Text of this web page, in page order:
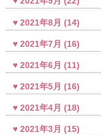
2021年8月 (14)
2021年7月 (16)
2021年6月 (11)
2021年5月 (16)
2021年4月 (18)
2021年3月 (15)